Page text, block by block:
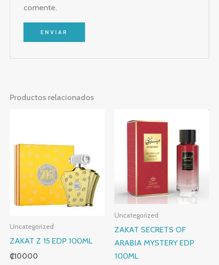
comente.
Productos relacionados
Uncategorized
ZAKAT Z 15 EDP 100ML
₡10000
Uncategorized
ZAKAT SECRETS OF
ARABIA MYSTERY EDP
100ML